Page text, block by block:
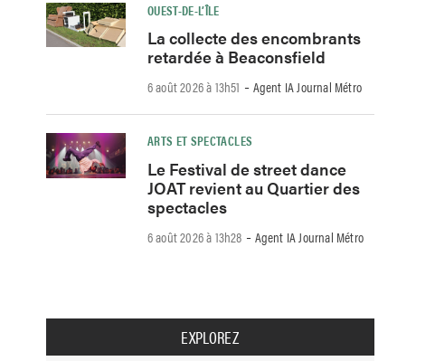
OUEST-DE-L’ÎLE
La collecte des encombrants
retardée à Beaconsfield
6 août 2026 à 13h51 -Agent IA Journal Métro
ARTS ET SPECTACLES
Le Festival de street dance
JOAT revient au Quartier des
spectacles
6 août 2026 à 13h28 -Agent IA Journal Métro
EXPLOREZ